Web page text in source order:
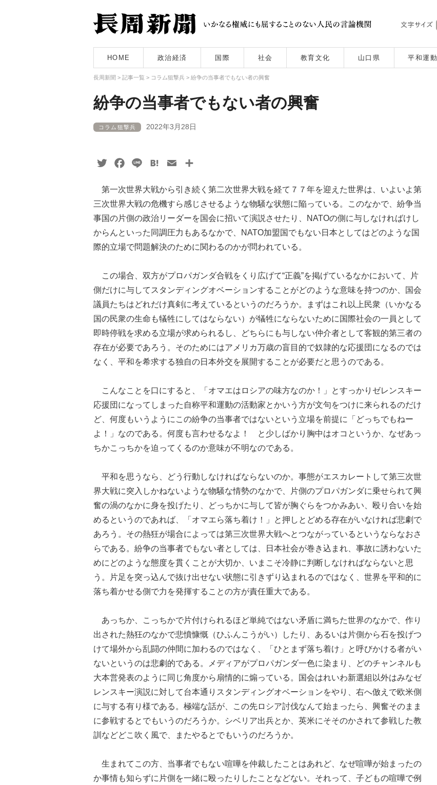
HOME 政治経済 国際 社会 教育文化 山口県 平和運動
長周新聞 > 記事一覧 > コラム狙撃兵 > 紛争の当事者でもない者の興奮
紛争の当事者でもない者の興奮
コラム狙撃兵 2022年3月28日
TwitterFacebook
Line HatenaEmail
第一次世界大戦から引き続く第二次世界大戦を経て７７年を迎えた世界は、いよいよ第
三次世界大戦の危機すら感じさせるような物騒な状態に陥っている。このなかで、紛争当
事国の片側の政治リーダーを国会に招いて演説させたり、NATOの側に与しなければけし
からんといった同調圧力もあるなかで、NATO加盟国でもない日本としてはどのような国
際的立場で問題解決のために関わるのかが問われている。
この場合、双方がプロパガンダ合戦をくり広げて“正義”を掲げているなかにおいて、片
側だけに与してスタンディングオベーションすることがどのような意味を持つのか、国会
議員たちはどれだけ真剣に考えているというのだろうか。まずはこれ以上民衆（いかなる
国の民衆の生命も犠牲にしてはならない）が犠牲にならないために国際社会の一員として
即時停戦を求める立場が求められるし、どちらにも与しない仲介者として客観的第三者の
存在が必要であろう。そのためにはアメリカ万歳の盲目的で奴隷的な応援団になるのでは
なく、平和を希求する独自の日本外交を展開することが必要だと思うのである。
こんなことを口にすると、「オマエはロシアの味方なのか！」とすっかりゼレンスキー
応援団になってしまった自称平和運動の活動家とかいう方が文句をつけに来られるのだけ
ど、何度もいうようにこの紛争の当事者ではないという立場を前提に「どっちでもねー
よ！」なのである。何度も言わせるなよ！ と少しばかり胸中はオコというか、なぜあっ
ちかこっちかを迫ってくるのか意味が不明なのである。
平和を思うなら、どう行動しなければならないのか。事態がエスカレートして第三次世
界大戦に突入しかねないような物騒な情勢のなかで、片側のプロパガンダに乗せられて興
奮の渦のなかに身を投げたり、どっちかに与して皆が胸ぐらをつかみあい、殴り合いを始
めるというのであれば、「オマエら落ち着け！」と押しとどめる存在がいなければ悲劇で
あろう。その熱狂が場合によっては第三次世界大戦へとつながっているというならなおさ
らである。紛争の当事者でもない者としては、日本社会が巻き込まれ、事故に誘わないた
めにどのような態度を貫くことが大切か、いまこそ冷静に判断しなければならないと思
う。片足を突っ込んで抜け出せない状態に引きずり込まれるのではなく、世界を平和的に
落ち着かせる側で力を発揮することの方が責任重大である。
あっちか、こっちかで片付けられるほど単純ではない矛盾に満ちた世界のなかで、作り
出された熱狂のなかで悲憤慷慨（ひふんこうがい）したり、あるいは片側から石を投げつ
けて場外から乱闘の仲間に加わるのではなく、「ひとまず落ち着け」と呼びかける者がい
ないというのは悲劇的である。メディアがプロパガンダ一色に染まり、どのチャンネルも
大本営発表のように同じ角度から扇情的に煽っている。国会はれいわ新選組以外はみなゼ
レンスキー演説に対して台本通りスタンディングオベーションをやり、右へ倣えで欧米側
に与する有り様である。極端な話が、この先ロシア討伐なんて始まったら、興奮そのまま
に参戦するとでもいうのだろうか。シベリア出兵とか、英米にそそのかされて参戦した教
訓などどこ吹く風で、またやるとでもいうのだろうか。
生まれてこの方、当事者でもない喧嘩を仲裁したことはあれど、なぜ喧嘩が始まったの
か事情も知らずに片側を一緒に殴ったりしたことなどない。それって、子どもの喧嘩で例